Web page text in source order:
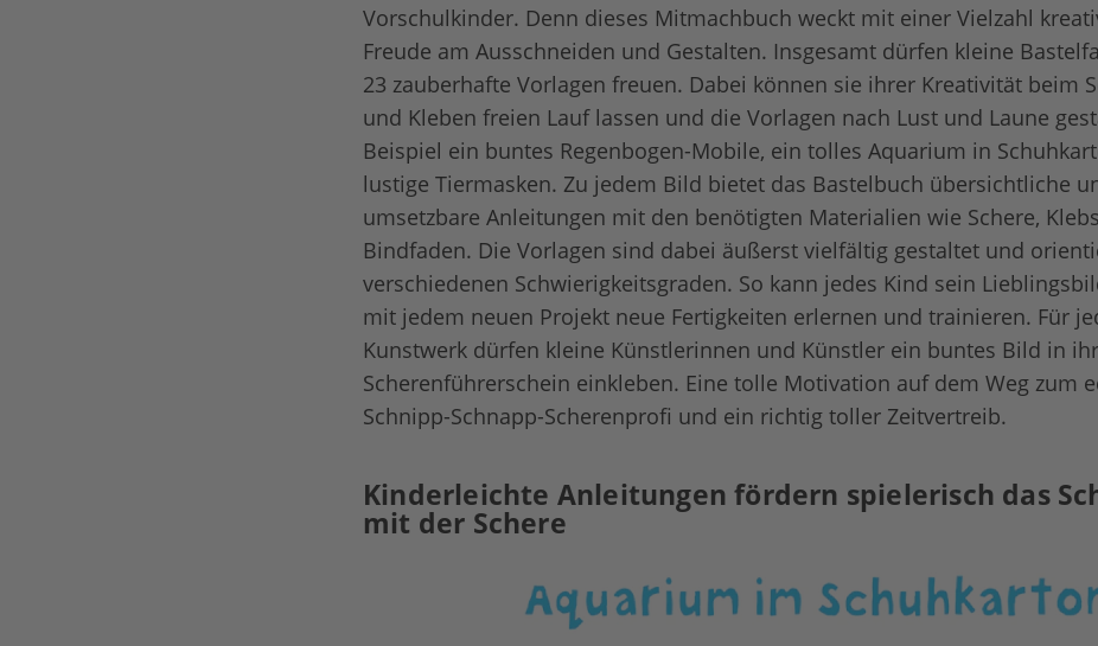
Vorschulkinder. Denn dieses Mitmachbuch weckt mit einer Vielzahl
Freude am Ausschneiden und Gestalten. Insgesamt dürfen kleine
23 zauberhafte Vorlagen freuen. Dabei können sie ihrer Kreativität beim
und Kleben freien Lauf lassen und die Vorlagen nach Lust und Laune
Beispiel ein buntes Regenbogen-Mobile, ein tolles Aquarium in
lustige Tiermasken. Zu jedem Bild bietet das Bastelbuch übersichtliche
umsetzbare Anleitungen mit den benötigten Materialien wie Schere,
Bindfaden. Die Vorlagen sind dabei äußerst vielfältig gestaltet und
verschiedenen Schwierigkeitsgraden. So kann jedes Kind sein
mit jedem neuen Projekt neue Fertigkeiten erlernen und trainieren. Für
Kunstwerk dürfen kleine Künstlerinnen und Künstler ein buntes Bild in
Scherenführerschein einkleben. Eine tolle Motivation auf dem Weg zum
Schnipp-Schnapp-Scherenprofi und ein richtig toller Zeitvertreib.
Kinderleichte Anleitungen fördern spielerisch das
mit der Schere